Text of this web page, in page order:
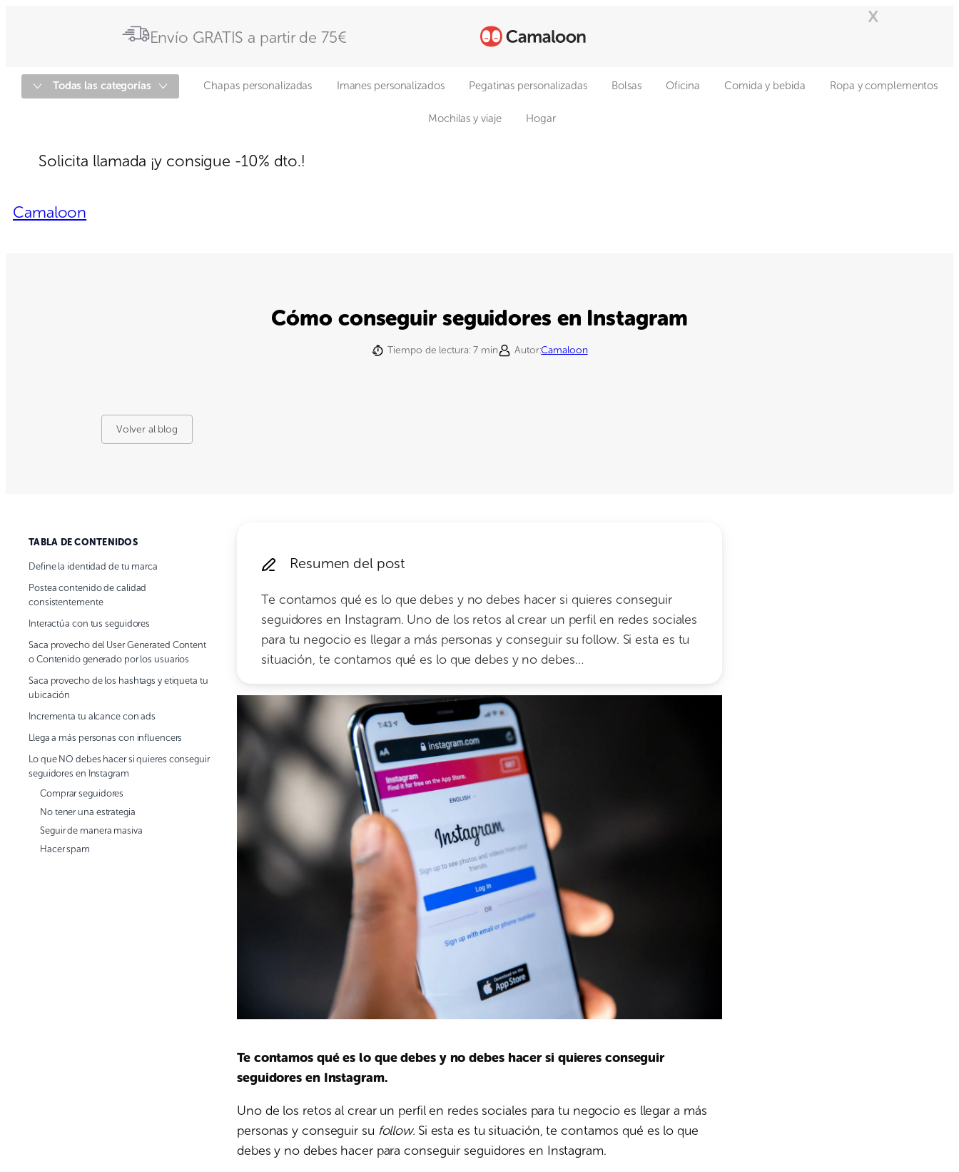
Envío GRATIS a partir de 75€
Todas las categorías Chapas personalizadas Imanes personalizados Pegatinas personalizadas Bolsas Oficina Comida y bebida Ropa y complementos
Mochilas y viaje Hogar
Solicita llamada ¡y consigue -10% dto.!
Camaloon
Cómo conseguir seguidores en Instagram
Tiempo de lectura:7 min Autor:Camaloon
Volver al blog
TABLA DE CONTENIDOS
Define la identidad de tu marca
Postea contenido de calidad
consistentemente
Interactúa con tus seguidores
Saca provecho del User Generated Content
o Contenido generado por los usuarios
Saca provecho de los hashtags y etiqueta tu
ubicación
Incrementa tu alcance con ads
Llega a más personas con influencers
Lo que NO debes hacer si quieres conseguir
seguidores en Instagram
Comprar seguidores
No tener una estrategia
Seguir de manera masiva
Hacer spam
Resumen del post
Te contamos qué es lo que debes y no debes hacer si quieres conseguir
seguidores en Instagram. Uno de los retos al crear un perfil en redes sociales
para tu negocio es llegar a más personas y conseguir su follow. Si esta es tu
situación, te contamos qué es lo que debes y no debes…
Te contamos qué es lo que debes y no debes hacer si quieres conseguir
seguidores en Instagram.
Uno de los retos al crear un perfil en redes sociales para tu negocio es llegar a más
personas y conseguir su follow. Si esta es tu situación, te contamos qué es lo que
debes y no debes hacer para conseguir seguidores en Instagram.
x